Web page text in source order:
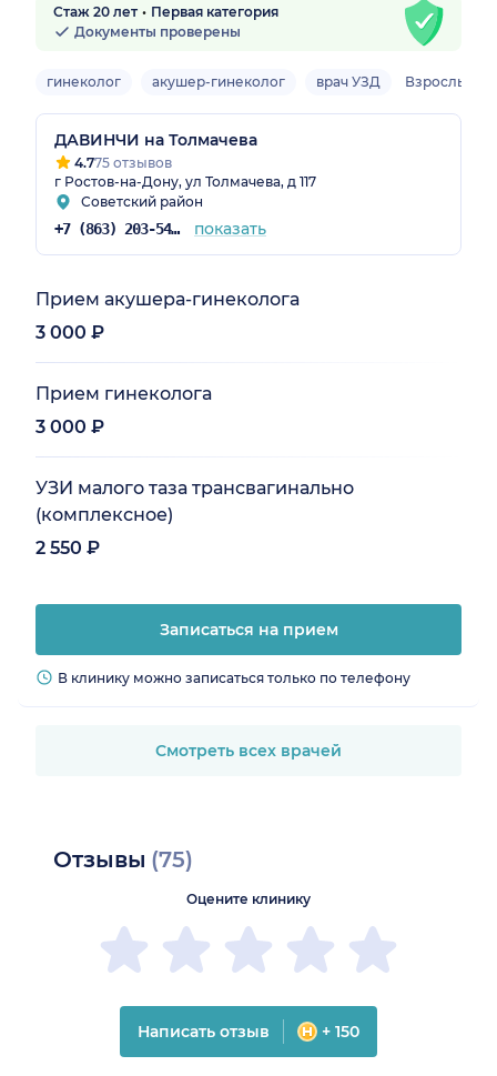
Стаж 20 лет
Первая категория
Документы проверены
гинеколог акушер-гинеколог врач УЗД Взрослый
ДАВИНЧИ на Толмачева
4.775 отзывов
г Ростов-на-Дону, ул Толмачева, д 117
Советский район
+7 (863) 203-54-50 показать
Прием акушера-гинеколога
3 000 ₽
Прием гинеколога
3 000 ₽
УЗИ малого таза трансвагинально
(комплексное)
2 550 ₽
Записаться на прием
В клинику можно записаться только по телефону
Смотреть всех врачей
Отзывы (75)
Оцените клинику
Написать отзыв + 150